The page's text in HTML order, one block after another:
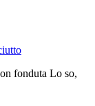
fonduta Lo so,